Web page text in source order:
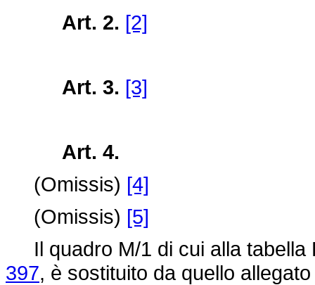
Art. 2. [2]
Art. 3. [3]
Art. 4.
(Omissis) [4]
(Omissis) [5]
Il quadro M/1 di cui alla tabella
397, è sostituito da quello